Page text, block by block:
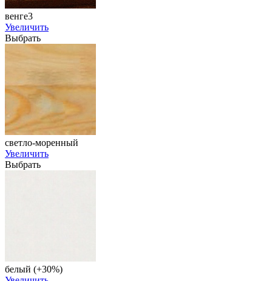
венге3
Увеличить
Выбрать
светло-моренный
Увеличить
Выбрать
белый (+30%)